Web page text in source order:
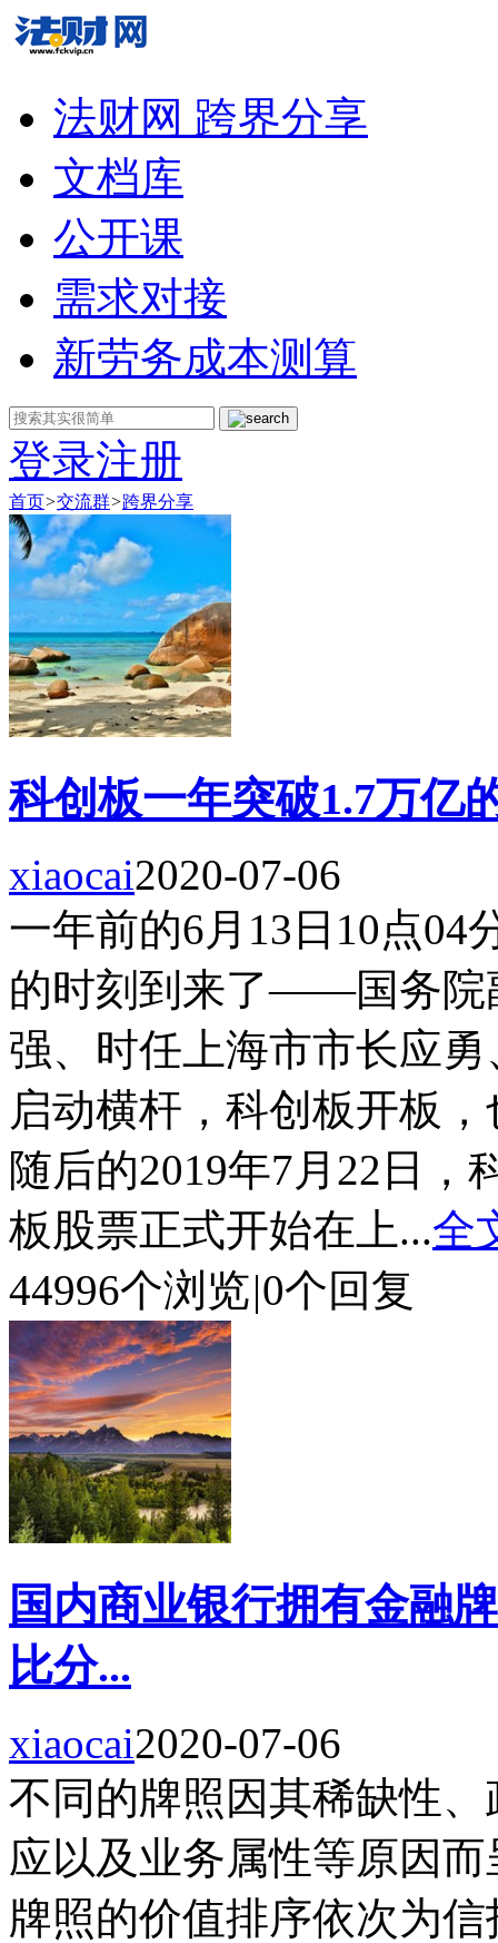
法财网 跨界分享
文档库
公开课
需求对接
新劳务成本测算
登录注册
首页>交流群>跨界分享
科创板一年突破1.7万亿
xiaocai2020-07-06
一年前的6月13日10点04
的时刻到来了——国务院
强、时任上海市市长应
启动横杆，科创板开板
随后的2019年7月22日，
板股票正式开始在上...全
44996个浏览|0个回复
国内商业银行拥有金融
比分...
xiaocai2020-07-06
不同的牌照因其稀缺性
应以及业务属性等原因
牌照的价值排序依次为